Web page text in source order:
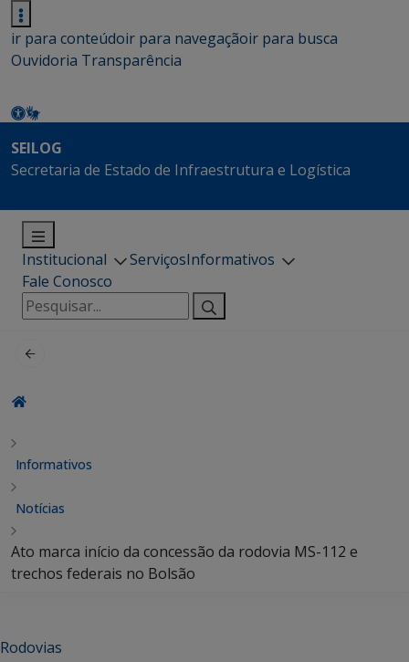
ir para conteúdoir para navegaçãoir para busca
Ouvidoria Transparência
SEILOG
Secretaria de Estado de Infraestrutura e Logística
Institucional ServiçosInformativos
Fale Conosco
Pesquisar
por:
Informativos
Notícias
Ato marca início da concessão da rodovia MS-112 e
trechos federais no Bolsão
Rodovias